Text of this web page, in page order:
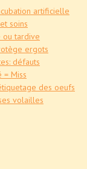
artificielle
soins
ou tardive
ergots
défauts
= Miss
des oeufs
volailles